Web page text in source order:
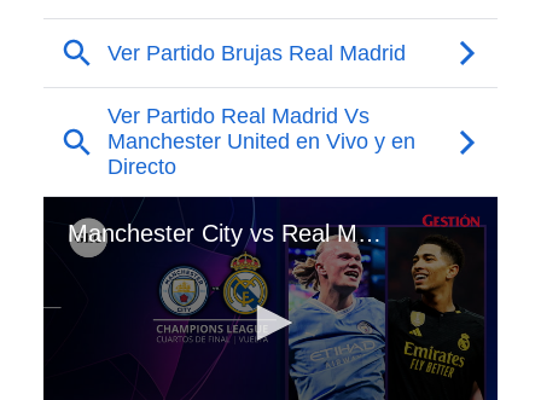
Manchester City vs Real Madrid: apuestas, pronóstico y cuotas